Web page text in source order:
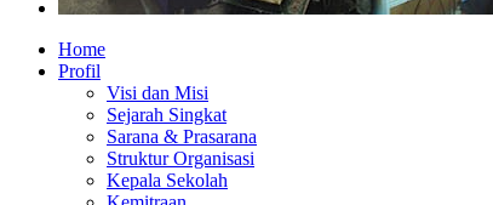
Home
Profil
Visi dan Misi
Sejarah Singkat
Sarana & Prasarana
Struktur Organisasi
Kepala Sekolah